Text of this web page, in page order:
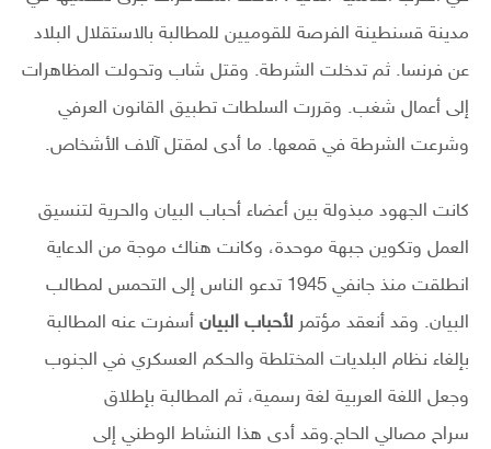
مدينة قسنطينة الفرصة للقوميين للمطالبة بالاستقلال البلاد
عن فرنسا. ثم تدخلت الشرطة. وقتل شاب وتحولت المظاهرات
إلى أعمال شغب. وقررت السلطات تطبيق القانون العرفي
وشرعت الشرطة في قمعها. ما أدى لمقتل آلاف الأشخاص.
كانت الجهود مبذولة بين أعضاء أحباب البيان والحرية لتنسيق
العمل وتكوين جبهة موحدة، وكانت هناك موجة من الدعاية
انطلقت منذ جانفي 1945 تدعو الناس إلى التحمس لمطالب
البيان. وقد أنعقد مؤتمر لأحباب البيان أسفرت عنه المطالبة
بإلغاء نظام البلديات المختلطة والحكم العسكري في الجنوب
وجعل اللغة العربية لغة رسمية، ثم المطالبة بإطلاق
سراح مصالي الحاج.وقد أدى هذا النشاط الوطني إلى